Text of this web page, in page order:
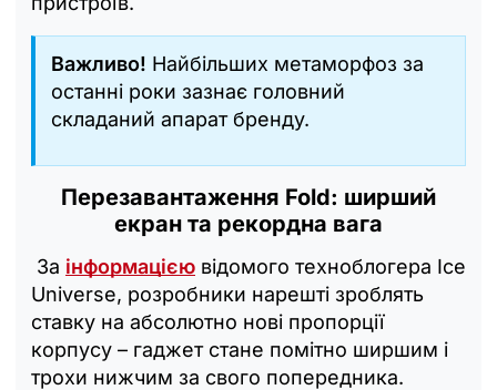
Важливо! Найбільших метаморфоз за
останні роки зазнає головний
складаний апарат бренду.
Перезавантаження Fold: ширший
екран та рекордна вага
За інформацією відомого техноблогера Ice
Universe, розробники нарешті зроблять
ставку на абсолютно нові пропорції
корпусу – гаджет стане помітно ширшим і
трохи нижчим за свого попередника.